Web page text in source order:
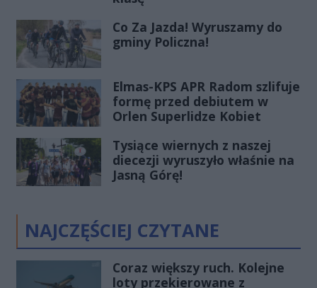
Co Za Jazda! Wyruszamy do
gminy Policzna!
Elmas-KPS APR Radom szlifuje
formę przed debiutem w
Orlen Superlidze Kobiet
Tysiące wiernych z naszej
diecezji wyruszyło właśnie na
Jasną Górę!
NAJCZĘŚCIEJ CZYTANE
Coraz większy ruch. Kolejne
loty przekierowane z